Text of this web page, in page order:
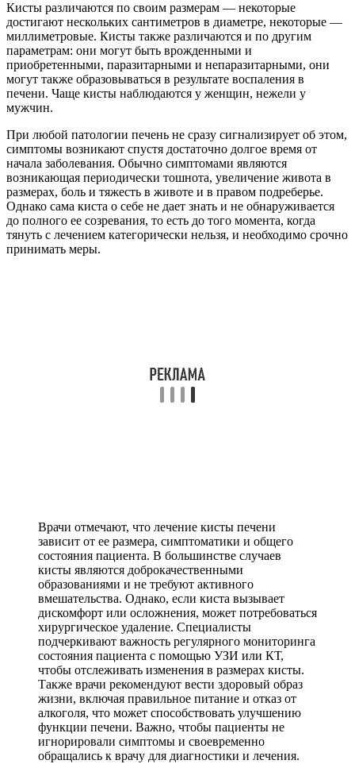
Кисты различаются по своим размерам — некоторые
достигают нескольких сантиметров в диаметре, некоторые —
миллиметровые. Кисты также различаются и по другим
параметрам: они могут быть врожденными и
приобретенными, паразитарными и непаразитарными, они
могут также образовываться в результате воспаления в
печени. Чаще кисты наблюдаются у женщин, нежели у
мужчин.
При любой патологии печень не сразу сигнализирует об этом,
симптомы возникают спустя достаточно долгое время от
начала заболевания. Обычно симптомами являются
возникающая периодически тошнота, увеличение живота в
размерах, боль и тяжесть в животе и в правом подреберье.
Однако сама киста о себе не дает знать и не обнаруживается
до полного ее созревания, то есть до того момента, когда
тянуть с лечением категорически нельзя, и необходимо срочно
принимать меры.
Врачи отмечают, что лечение кисты печени
зависит от ее размера, симптоматики и общего
состояния пациента. В большинстве случаев
кисты являются доброкачественными
образованиями и не требуют активного
вмешательства. Однако, если киста вызывает
дискомфорт или осложнения, может потребоваться
хирургическое удаление. Специалисты
подчеркивают важность регулярного мониторинга
состояния пациента с помощью УЗИ или КТ,
чтобы отслеживать изменения в размерах кисты.
Также врачи рекомендуют вести здоровый образ
жизни, включая правильное питание и отказ от
алкоголя, что может способствовать улучшению
функции печени. Важно, чтобы пациенты не
игнорировали симптомы и своевременно
обращались к врачу для диагностики и лечения.